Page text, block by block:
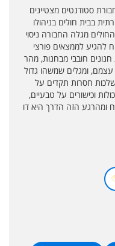
סטודנטים מצטיינים
בבית חולים בניהולו
מגלה החבורה ניסוי
להגיע לממצאים פורצי
חנונים חובבי מבחנות, מהר
ומגלים שמשהו גדול
חסרות תקדים על
וכישורים על טבעיים,
הזה הדרך היא דו